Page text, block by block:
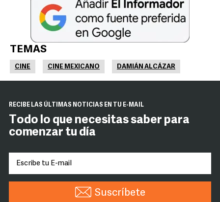
TEMAS
CINE CINE MEXICANO DAMIÁN ALCÁZAR
RECIBE LAS ÚLTIMAS NOTICIAS EN TU E-MAIL
Todo lo que necesitas saber para
comenzar tu día
Suscríbete